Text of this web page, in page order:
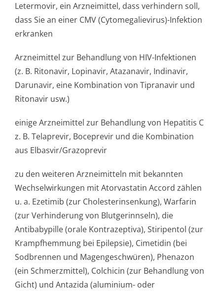
Letermovir, ein Arzneimittel, dass verhindern soll,
dass Sie an einer CMV (Cytomegalievirus)-Infektion
erkranken
Arzneimittel zur Behandlung von HIV-Infektionen
(z. B. Ritonavir, Lopinavir, Atazanavir, Indinavir,
Darunavir, eine Kombination von Tipranavir und
Ritonavir usw.)
einige Arzneimittel zur Behandlung von Hepatitis C
z. B. Telaprevir, Boceprevir und die Kombination
aus Elbasvir/Grazo­previr
zu den weiteren Arzneimitteln mit bekannten
Wechselwirkungen mit Atorvastatin Accord zählen
u. a. Ezetimib (zur Cholesterinsen­kung), Warfarin
(zur Verhinderung von Blutgerinnseln), die
Antibabypille (orale Kontrazeptiva), Stiripentol (zur
Krampfhemmung bei Epilepsie), Cimetidin (bei
Sodbrennen und Magengeschwüren), Phenazon
(ein Schmerzmittel), Colchicin (zur Behandlung von
Gicht) und Antazida (aluminium- oder